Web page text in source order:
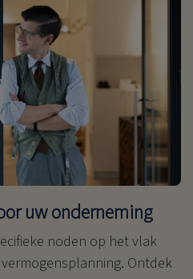
uw onderneming
noden op het vlak
Ontdek